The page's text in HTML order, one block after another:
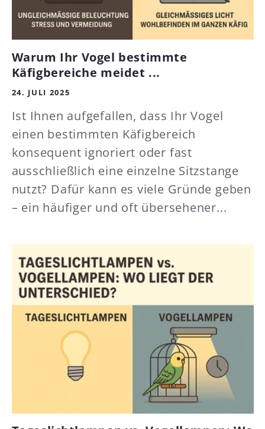
Warum Ihr Vogel bestimmte
Käfigbereiche meidet ...
24. JULI 2025
Ist Ihnen aufgefallen, dass Ihr Vogel
einen bestimmten Käfigbereich
konsequent ignoriert oder fast
ausschließlich eine einzelne Sitzstange
nutzt? Dafür kann es viele Gründe geben
– ein häufiger und oft übersehener...